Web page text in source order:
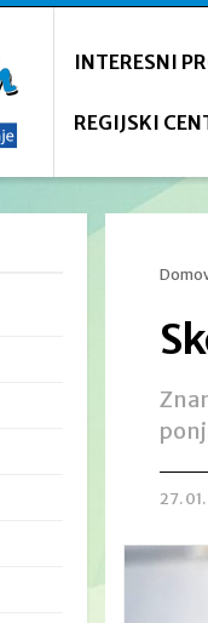
INTERESNI
REGIJSKI
27.